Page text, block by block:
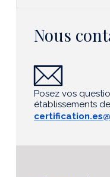
Nous
Posez vos
établissements